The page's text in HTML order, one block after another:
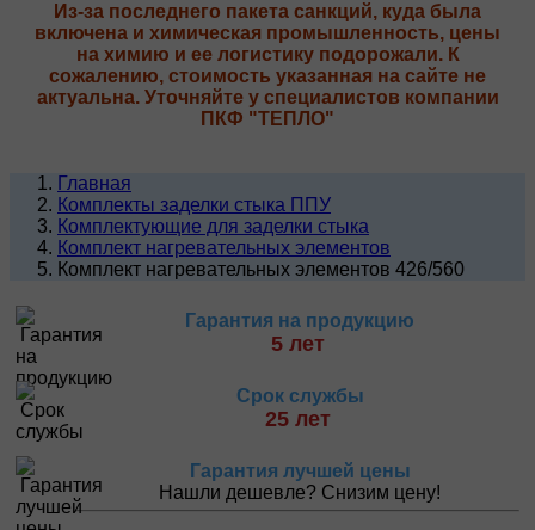
Из-за последнего пакета санкций, куда была
включена и химическая промышленность, цены
на химию и ее логистику подорожали. К
сожалению, стоимость указанная на сайте не
актуальна. Уточняйте у специалистов компании
ПКФ "ТЕПЛО"
Главная
Комплекты заделки стыка ППУ
Комплектующие для заделки стыка
Комплект нагревательных элементов
Комплект нагревательных элементов 426/560
Гарантия на продукцию
5 лет
Срок службы
25 лет
Гарантия лучшей цены
Нашли дешевле? Снизим цену!